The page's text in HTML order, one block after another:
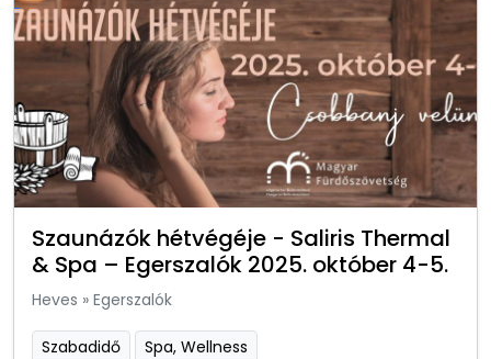
Szaunázók hétvégéje - Saliris Thermal
& Spa – Egerszalók 2025. október 4-5.
Heves » Egerszalók
Szabadidő Spa, Wellness